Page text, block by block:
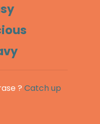
? Catch up